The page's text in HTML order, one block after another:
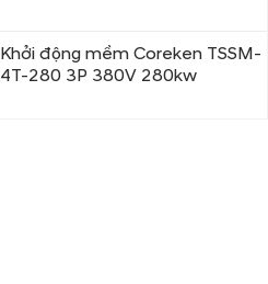
Khởi động mềm Coreken TSSM-
4T-280 3P 380V 280kw